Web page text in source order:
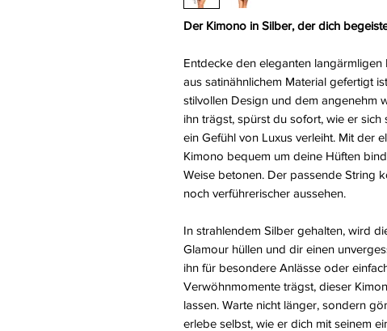
Der Kimono in Silber, der dich
Entdecke den eleganten
aus satinähnlichem Material gefertigt
stilvollen Design und dem angenehm
ihn trägst, spürst du sofort, wie er
ein Gefühl von Luxus verleiht. Mit der
Kimono bequem um deine Hüften
Weise betonen. Der passende String
noch verführerischer aussehen.
In strahlendem Silber gehalten, wird
Glamour hüllen und dir einen
ihn für besondere Anlässe oder
Verwöhnmomente trägst, dieser
lassen. Warte nicht länger, sondern
erlebe selbst, wie er dich mit seinem